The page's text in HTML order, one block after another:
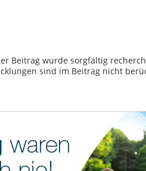
Beitrag wurde sorgfältig
sind im Beitrag nicht